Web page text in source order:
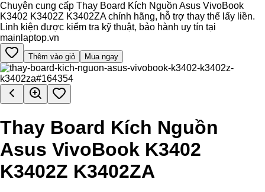
Chuyên cung cấp Thay Board Kích Nguồn Asus VivoBook
K3402 K3402Z K3402ZA chính hãng, hỗ trợ thay thế lấy liền.
Linh kiện được kiểm tra kỹ thuật, bảo hành uy tín tại
mainlaptop.vn
Thêm vào giỏ Mua ngay
Thay Board Kích Nguồn
Asus VivoBook K3402
K3402Z K3402ZA